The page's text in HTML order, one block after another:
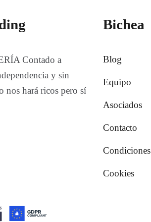
Contado a
y sin
nos hará ricos pero sí
Bichea
Blog
Equipo
Asociados
Contacto
Condiciones
Cookies